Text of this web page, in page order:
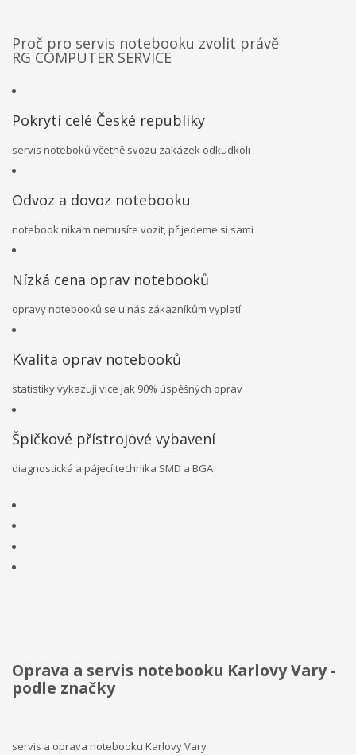
Proč pro servis notebooku zvolit právě
RG COMPUTER SERVICE
Pokrytí celé České republiky
servis noteboků včetně svozu zakázek odkudkoli
Odvoz a dovoz notebooku
notebook nikam nemusíte vozit, přijedeme si sami
Nízká cena oprav notebooků
opravy notebooků se u nás zákazníkům vyplatí
Kvalita oprav notebooků
statistiky vykazují více jak 90% úspěšných oprav
Špičkové přístrojové vybavení
diagnostická a pájecí technika SMD a BGA
Oprava a servis notebooku Karlovy Vary -
podle značky
servis a oprava notebooku Karlovy Vary